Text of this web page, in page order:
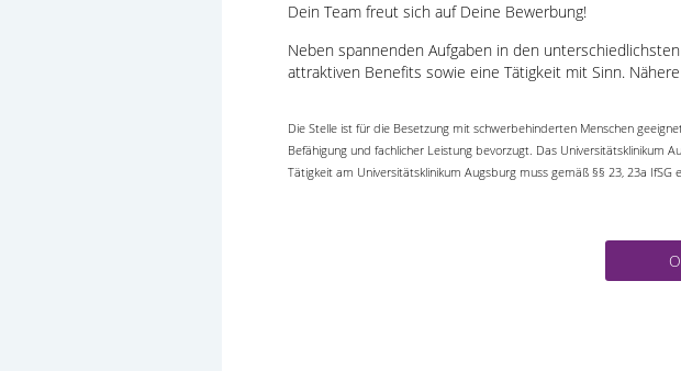
Dein Team freut sich auf Deine Bewerbung!
Neben spannenden Aufgaben in den
attraktiven Benefits sowie eine Tätigkeit mit Sinn.
Die Stelle ist für die Besetzung mit schwerbehinderten Menschen
Befähigung und fachlicher Leistung bevorzugt. Das Universitätsklinikum
Tätigkeit am Universitätsklinikum Augsburg muss gemäß §§ 23, 23a